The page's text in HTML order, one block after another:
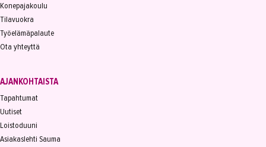
Konepajakoulu
Tilavuokra
Työelämäpalaute
Ota yhteyttä
AJANKOHTAISTA
Tapahtumat
Uutiset
Loistoduuni
Asiakaslehti Sauma